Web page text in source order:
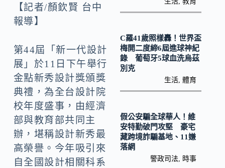
【記者/顏欽賢 台中
報導】
第44屆「新一代設計
展」於11日下午舉行
金點新秀設計獎頒獎
典禮，為全台設計院
校年度盛事，由經濟
部與教育部共同主
辦，堪稱設計新秀最
高榮譽。今年吸引來
自全國設計相關科系
C羅41歲照樣轟！世界盃
梅開二度締6屆進球神紀
錄 葡萄牙5球血洗烏茲
別克
生活 ,體育
假公安騙全球華人！維
安特勤破門攻堅 豪宅
藏跨境詐騙基地、11嫌
落網
警政司法 時事